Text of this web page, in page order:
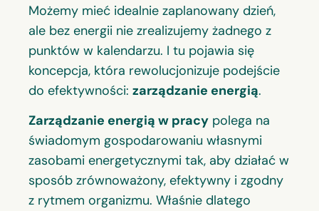
Możemy mieć idealnie zaplanowany dzień,
ale bez energii nie zrealizujemy żadnego z
punktów w kalendarzu. I tu pojawia się
koncepcja, która rewolucjonizuje podejście
do efektywności: zarządzanie energią.
Zarządzanie energią w pracy polega na
świadomym gospodarowaniu własnymi
zasobami energetycznymi tak, aby działać w
sposób zrównoważony, efektywny i zgodny
z rytmem organizmu. Właśnie dlatego